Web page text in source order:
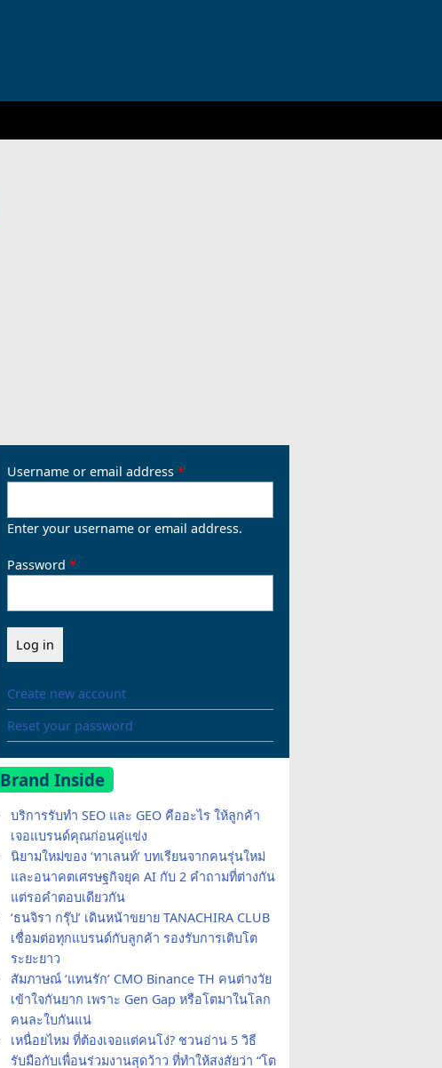
Username or email address
Enter your username or email address.
Password
Create new account
Reset your password
Brand Inside
บริการรับทำ SEO และ GEO คืออะไร ให้ลูกค้า
เจอแบรนด์คุณก่อนคู่แข่ง
นิยามใหม่ของ ‘ทาเลนท์’ บทเรียนจากคนรุ่นใหม่
และอนาคตเศรษฐกิจยุค AI กับ 2 คำถามที่ต่างกัน
แต่รอคำตอบเดียวกัน
‘ธนจิรา กรุ๊ป’ เดินหน้าขยาย TANACHIRA CLUB
เชื่อมต่อทุกแบรนด์กับลูกค้า รองรับการเติบโต
ระยะยาว
สัมภาษณ์ ‘แทนรัก’ CMO Binance TH คนต่างวัย
เข้าใจกันยาก เพราะ Gen Gap หรือโตมาในโลก
คนละใบกันแน่
เหนื่อยไหม ที่ต้องเจอแต่คนโง่? ชวนอ่าน 5 วิธี
รับมือกับเพื่อนร่วมงานสุดว้าว ที่ทำให้สงสัยว่า “โต